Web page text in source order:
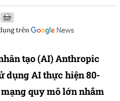
trên
tạo (AI) Anthropic
dụng AI thực hiện 80-
quy mô lớn nhắm